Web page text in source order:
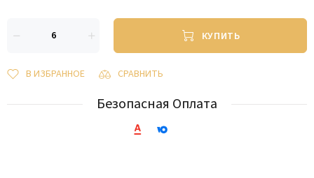
КУПИТЬ
В ИЗБРАННОЕ СРАВНИТЬ
Безопасная Оплата